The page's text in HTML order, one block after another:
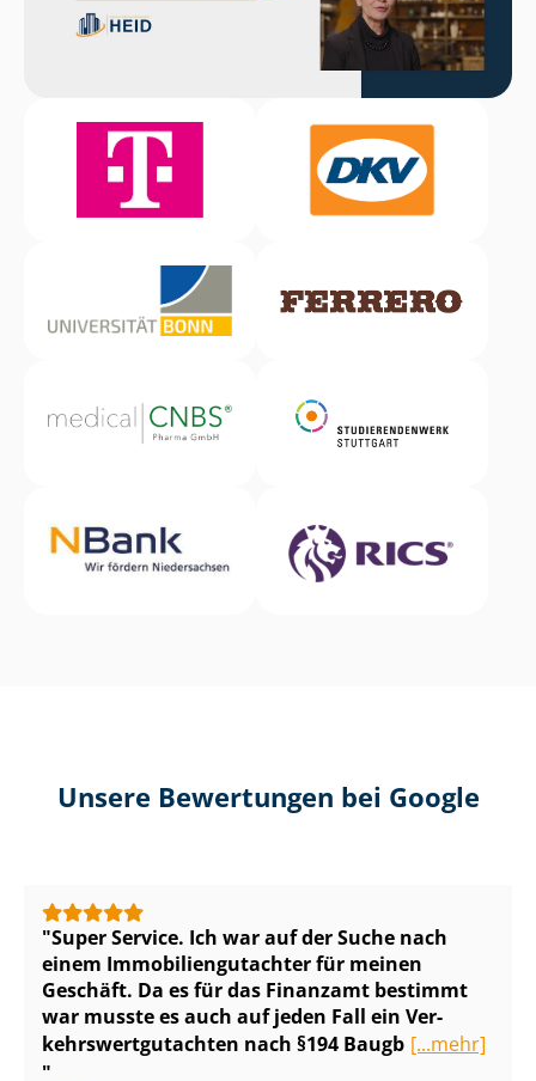
Unsere Bewertungen bei Google
Super Service. Ich war auf der Suche nach
einem Im­mo­bi­li­en­gut­ach­ter für meinen
Geschäft. Da es für das Finanzamt bestimmt
war musste es auch auf jeden Fall ein Ver­
kehrs­wert­gut­ach­ten nach §194 Baugb [...mehr]